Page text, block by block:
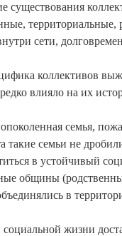
существования
сети,
коллективов
влияло на их
семья,
такие семьи не
в устойчивый
общины
в
жизни